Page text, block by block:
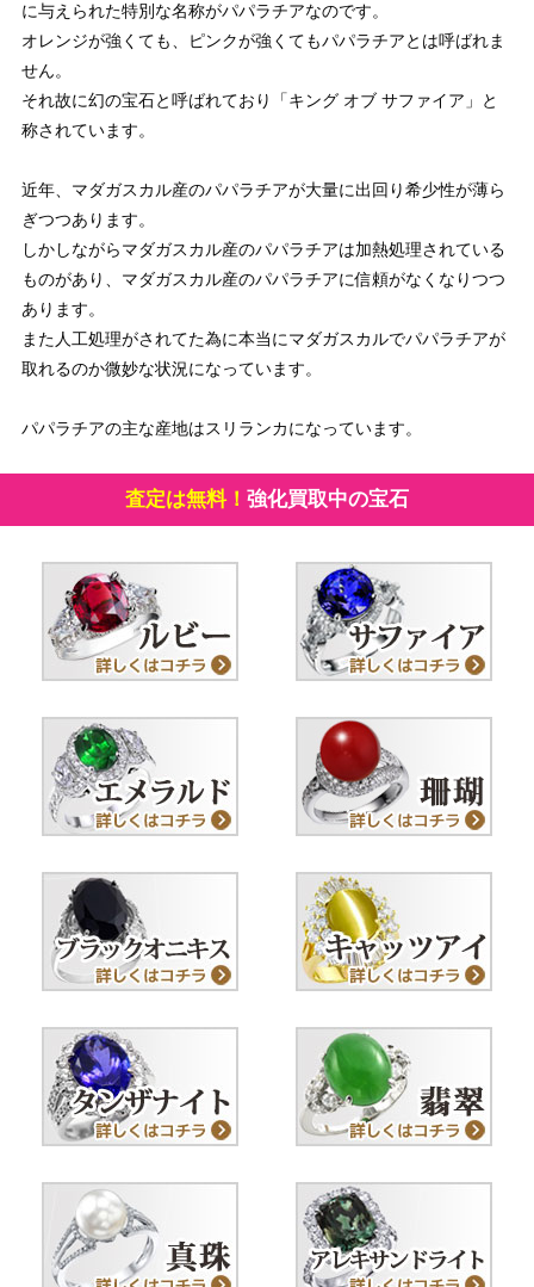
に与えられた特別な名称がパパラチアなのです。
オレンジが強くても、ピンクが強くてもパパラチアとは呼ばれま
せん。
それ故に幻の宝石と呼ばれており「キング オブ サファイア」と
称されています。
近年、マダガスカル産のパパラチアが大量に出回り希少性が薄ら
ぎつつあります。
しかしながらマダガスカル産のパパラチアは加熱処理されている
ものがあり、マダガスカル産のパパラチアに信頼がなくなりつつ
あります。
また人工処理がされてた為に本当にマダガスカルでパパラチアが
取れるのか微妙な状況になっています。
パパラチアの主な産地はスリランカになっています。
査定は無料！ 強化買取中の宝石